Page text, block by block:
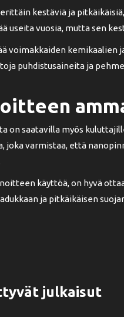
kestäviä ja
useita vuosia, mutta sen
voimakkaiden
puhdistusaineita ja
on saatavilla myös
joka varmistaa, että
käyttöä, on hyvä
ja pitkäikäisen
julkaisut